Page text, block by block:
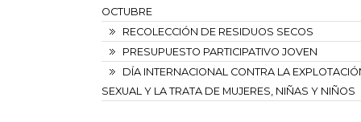
OCTUBRE
RECOLECCIÓN DE RESIDUOS SECOS
PRESUPUESTO PARTICIPATIVO JOVEN
DÍA INTERNACIONAL CONTRA LA
SEXUAL Y LA TRATA DE MUJERES, NIÑAS Y NIÑOS